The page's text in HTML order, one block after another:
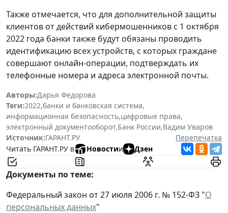
Также отмечается, что для дополнительной защиты
клиентов от действий кибермошенников с 1 октября
2022 года банки также будут обязаны проводить
идентификацию всех устройств, с которых граждане
совершают онлайн-операции, подтверждать их
телефонные номера и адреса электронной почты.
Авторы:Дарья Федорова
Теги:2022,банки и банковская система,
информационная безопасность,цифровые права,
электронный документооборот,Банк России,Вадим Уваров
Источник:ГАРАНТ.РУ
Перепечатка
Читать ГАРАНТ.РУ в
Новостии Дзен
Документы по теме:
Федеральный закон от 27 июля 2006 г. № 152-ФЗ "О
персональных данных"